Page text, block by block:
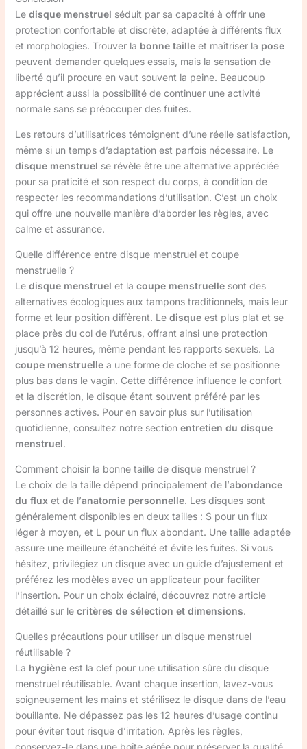
Le disque menstruel séduit par sa capacité à offrir une
protection confortable et discrète, adaptée à différents flux
et morphologies. Trouver la bonne tailleet maîtriser la pose
peuvent demander quelques essais, mais la sensation de
liberté qu’il procure en vaut souvent la peine. Beaucoup
apprécient aussi la possibilité de continuer une activité
normale sans se préoccuper des fuites.
Les retours d’utilisatrices témoignent d’une réelle satisfaction,
même si un temps d’adaptation est parfois nécessaire. Le
disque menstruel se révèle être une alternative appréciée
pour sa praticité et son respect du corps, à condition de
respecter les recommandations d’utilisation. C’est un choix
qui offre une nouvelle manière d’aborder les règles, avec
calme et assurance.
Quelle différence entre disque menstruel et coupe
menstruelle ?
Le disque menstruel et la coupe menstruellesont des
alternatives écologiques aux tampons traditionnels, mais leur
forme et leur position diffèrent. Le disqueest plus plat et se
place près du col de l’utérus, offrant ainsi une protection
jusqu’à 12 heures, même pendant les rapports sexuels. La
coupe menstruellea une forme de cloche et se positionne
plus bas dans le vagin. Cette différence influence le confort
et la discrétion, le disque étant souvent préféré par les
personnes actives. Pour en savoir plus sur l’utilisation
quotidienne, consultez notre section entretien du disque
menstruel.
Comment choisir la bonne taille de disque menstruel ?
Le choix de la taille dépend principalement de l’abondance
du fluxet de l’anatomie personnelle. Les disques sont
généralement disponibles en deux tailles : S pour un flux
léger à moyen, et L pour un flux abondant. Une taille adaptée
assure une meilleure étanchéité et évite les fuites. Si vous
hésitez, privilégiez un disque avec un guide d’ajustement et
préférez les modèles avec un applicateur pour faciliter
l’insertion. Pour un choix éclairé, découvrez notre article
détaillé sur le critères de sélection et dimensions.
Quelles précautions pour utiliser un disque menstruel
réutilisable ?
La hygièneest la clef pour une utilisation sûre du disque
menstruel réutilisable. Avant chaque insertion, lavez-vous
soigneusement les mains et stérilisez le disque dans de l’eau
bouillante. Ne dépassez pas les 12 heures d’usage continu
pour éviter tout risque d’irritation. Après les règles,
conservez-le dans une boîte aérée pour préserver la qualité